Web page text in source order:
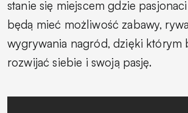
stanie się miejscem gdzie
będą mieć możliwość zabawy,
wygrywania nagród, dzięki którym
rozwijać siebie i swoją pasję.